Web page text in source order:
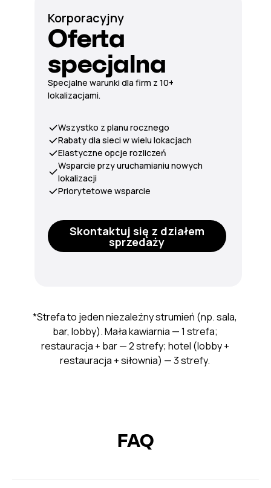
*Strefa to jeden niezależny strumień (np. sala,
bar, lobby). Mała kawiarnia — 1 strefa;
restauracja + bar — 2 strefy; hotel (lobby +
restauracja + siłownia) — 3 strefy.
Korporacyjny
Oferta
specjalna
Specjalne warunki dla firm z 10+
lokalizacjami.
Skontaktuj się z działem
sprzedaży
Wszystko z planu rocznego
Rabaty dla sieci w wielu lokacjach
Elastyczne opcje rozliczeń
Wsparcie przy uruchamianiu nowych
lokalizacji
Priorytetowe wsparcie
FAQ